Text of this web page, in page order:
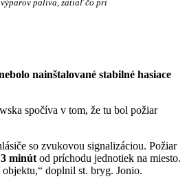
nainštalované stabilné hasiace
spočíva v tom, že tu bol požiar
so zvukovou signalizáciou. Požiar
minútod príchodu jednotiek na miesto.
doplnil st. bryg. Jonio.